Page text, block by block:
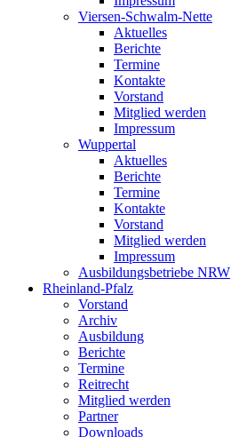
Viersen-Schwalm-Nette
Aktuelles
Berichte
Termine
Kontakte
Vorstand
Mitglied werden
Impressum
Wuppertal
Aktuelles
Berichte
Termine
Kontakte
Vorstand
Mitglied werden
Impressum
Ausbildungsbetriebe NRW
Rheinland-Pfalz
Vorstand
Archiv
Ausbildung
Berichte
Termine
Reitrecht
Mitglied werden
Partner
Downloads